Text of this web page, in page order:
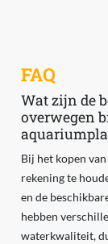
FAQ
Wat zijn de
overwegen
Bij het kopen
rekening te
en de
hebben
waterkwaliteit,